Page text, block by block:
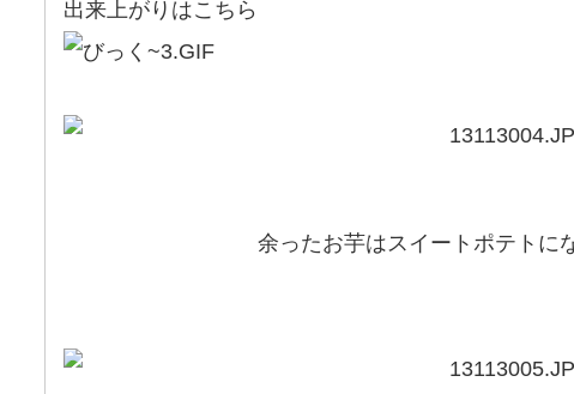
出来上がりはこちら
余ったお芋はスイートポテトにな